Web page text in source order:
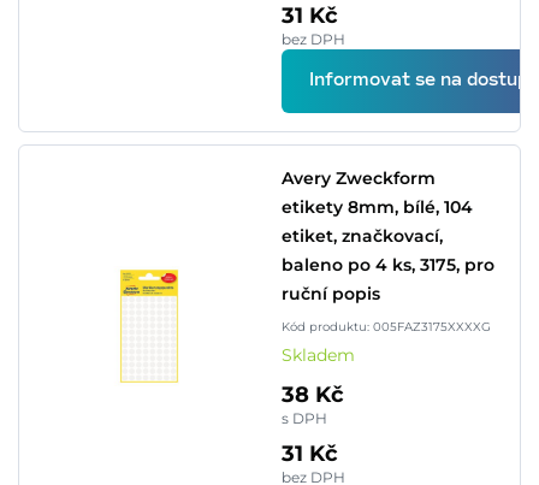
31 Kč
bez DPH
Informovat se na
Avery Zweckform
etikety 8mm, bílé, 104
etiket, značkovací,
baleno po 4 ks, 3175, pro
ruční popis
Kód produktu: 005FAZ3175XXXXG
Skladem
38 Kč
s DPH
31 Kč
bez DPH